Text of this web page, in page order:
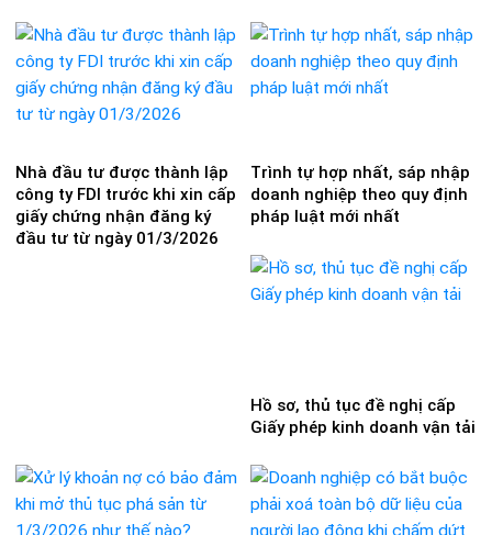
Nhà đầu tư được thành lập
công ty FDI trước khi xin cấp
giấy chứng nhận đăng ký
đầu tư từ ngày 01/3/2026
Trình tự hợp nhất, sáp nhập
doanh nghiệp theo quy định
pháp luật mới nhất
Hồ sơ, thủ tục đề nghị cấp
Giấy phép kinh doanh vận tải